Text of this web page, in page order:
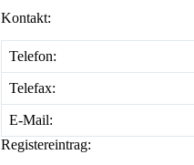
Kontakt:
Telefon:
Telefax:
E-Mail:
Registereintrag: